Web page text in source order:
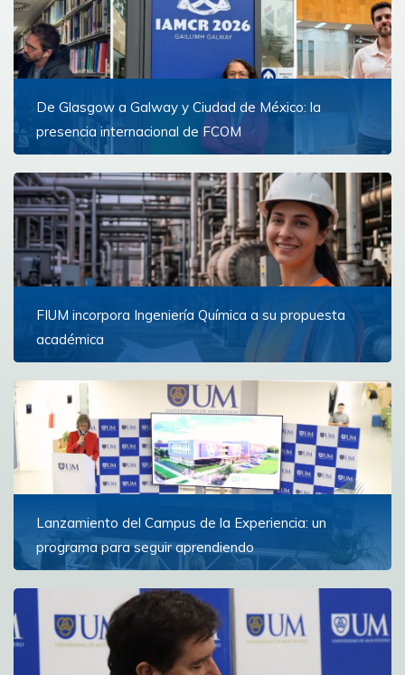
De Glasgow a Galway y Ciudad de México: la
presencia internacional de FCOM
representaron a la Universidad de Montevideo
Ver más
FIUM incorpora Ingeniería Química a su propuesta
académica
formará profesionales capaces de diseñar,
transformar y optimizar los procesos industriales que
están...
Ver más
Lanzamiento del Campus de la Experiencia: un
programa para seguir aprendiendo
para personas con experiencia que buscan ampliar
horizontes y continuar creciendo personal e...